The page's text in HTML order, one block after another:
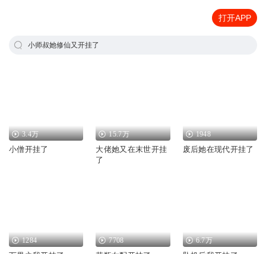
打开APP
小师叔她修仙又开挂了
3.4万
小僧开挂了
15.7万
大佬她又在末世开挂
了
1948
废后她在现代开挂了
1284 7708 6.7万